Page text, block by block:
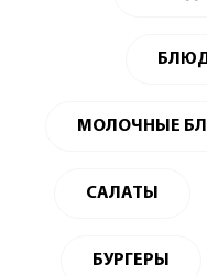
МОЛОЧНЫЕ
САЛАТЫ
БУРГЕРЫ